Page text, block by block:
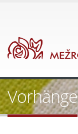
Vorhänge